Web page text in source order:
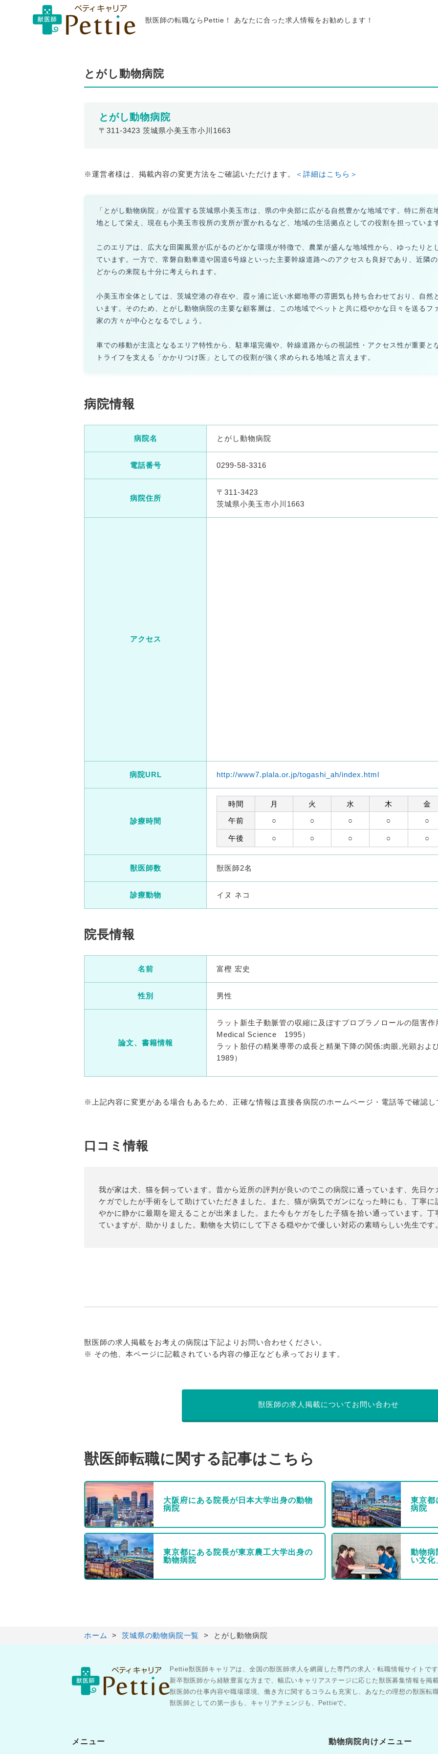
獣医師の転職ならPettie！ あなたに合った求人情報をお勧めします！
とがし動物病院
とがし動物病院
〒311-3423 茨城県小美玉市小川1663
※運営者様は、掲載内容の変更方法をご確認いただけます。 ＜詳細はこちら＞
「とがし動物病院」が位置する茨城県小美玉市は、県の中央部に広がる自然豊かな地域です。特に所
地として栄え、現在も小美玉市役所の支所が置かれるなど、地域の生活拠点としての役割を担っていま
このエリアは、広大な田園風景が広がるのどかな環境が特徴で、農業が盛んな地域性から、ゆったりと
ています。一方で、常磐自動車道や国道6号線といった主要幹線道路へのアクセスも良好であり、近隣
どからの来院も十分に考えられます。
小美玉市全体としては、茨城空港の存在や、霞ヶ浦に近い水郷地帯の雰囲気も持ち合わせており、自然
います。そのため、とがし動物病院の主要な顧客層は、この地域でペットと共に穏やかな日々を送るフ
家の方々が中心となるでしょう。
車での移動が主流となるエリア特性から、駐車場完備や、幹線道路からの視認性・アクセス性が重要と
トライフを支える「かかりつけ医」としての役割が強く求められる地域と言えます。
病院情報
病院名 とがし動物病院
電話番号 0299-58-3316
病院住所
〒311-3423
茨城県小美玉市小川1663
アクセス
病院URL http://www7.plala.or.jp/togashi_ah/index.html
診療時間
時間 月 火 水 木 金
午前
○ ○ ○ ○ ○
午後 ○ ○ ○ ○ ○
獣医師数 獣医師2名
診療動物 イヌ ネコ
院長情報
名前 富樫 宏史
性別 男性
論文、書籍情報
ラット新生子動脈管の収縮に及ぼすプロプラノロールの阻害
Medical Science 1995）
ラット胎仔の精巣導帯の成長と精巣下降の関係:肉眼,光顕お
1989）
※上記内容に変更がある場合もあるため、正確な情報は直接各病院のホームページ・電話等で確認し
口コミ情報
我が家は犬、猫を飼っています。昔から近所の評判が良いのでこの病院に通っています、先日
ケガでしたが手術をして助けていただきました。また、猫が病気でガンになった時にも、丁寧
やかに静かに最期を迎えることが出来ました。また今もケガをした子猫を拾い通っています。
ていますが、助かりました。動物を大切にして下さる穏やかで優しい対応の素晴らしい先生です
獣医師の求人掲載をお考えの病院は下記よりお問い合わせください。
※ その他、本ページに記載されている内容の修正なども承っております。
獣医師の求人掲載についてお問い合わせ
獣医師転職に関する記事はこちら
大阪府にある院長が日本大学出身の動物
病院
東京都
病院
東京都にある院長が東京農工大学出身の
動物病院
動物病
い文化
ホーム 茨城県の動物病院一覧 とがし動物病院
Pettie獣医師キャリアは、全国の獣医師求人を網羅した専門の求人・転職情報サイトです
新卒獣医師から経験豊富な方まで、幅広いキャリアステージに応じた獣医募集情報を掲載
獣医師の仕事内容や職場環境、働き方に関するコラムも充実し、あなたの理想の獣医転
獣医師としての第一歩も、キャリアチェンジも、Pettieで。
メニュー 動物病院向けメニュー